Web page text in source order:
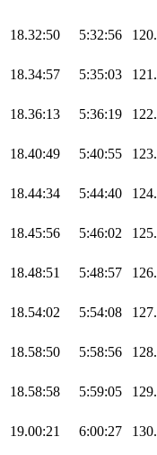
18.32:50 5:32:56 120.
18.34:57 5:35:03 121.
18.36:13 5:36:19 122.
18.40:49 5:40:55 123.
18.44:34 5:44:40 124.
18.45:56 5:46:02 125.
18.48:51 5:48:57 126.
18.54:02 5:54:08 127.
18.58:50 5:58:56 128.
18.58:58 5:59:05 129.
19.00:21 6:00:27 130.